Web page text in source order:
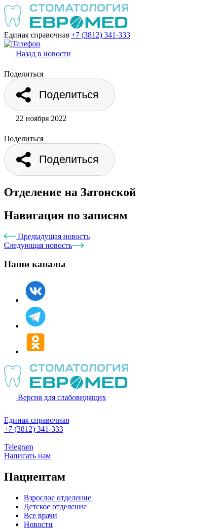
Единая справочная +7 (3812) 341-333
Назад в новости
Поделиться
Поделиться
22 ноября 2022
Поделиться
Поделиться
Отделение на Затонской
Навигация по записям
Предыдущая новость
Следующая новость
Наши каналы
Версия для слабовидящих
Единая справочная
+7 (3812) 341-333
Telegram
Написать нам
Пациентам
Взрослое отделение
Детское отделение
Все врачи
Новости